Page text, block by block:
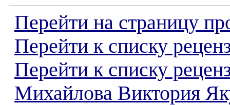
Перейти на страницу
Перейти к списку
Перейти к списку
Михайлова Виктория